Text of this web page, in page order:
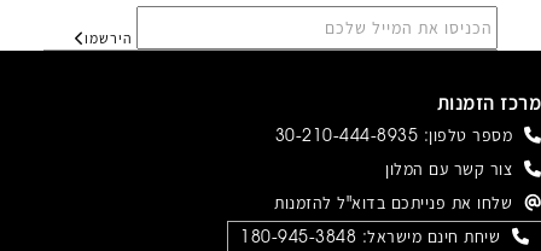
הירשמו
מרכז הזמנות
מספר טלפון: 30-210-444-8935
צור קשר עם המלון
שלחו את פנייתכם בדוא"ל להזמנות
שיחת חינם מישראל: 180-945-3848